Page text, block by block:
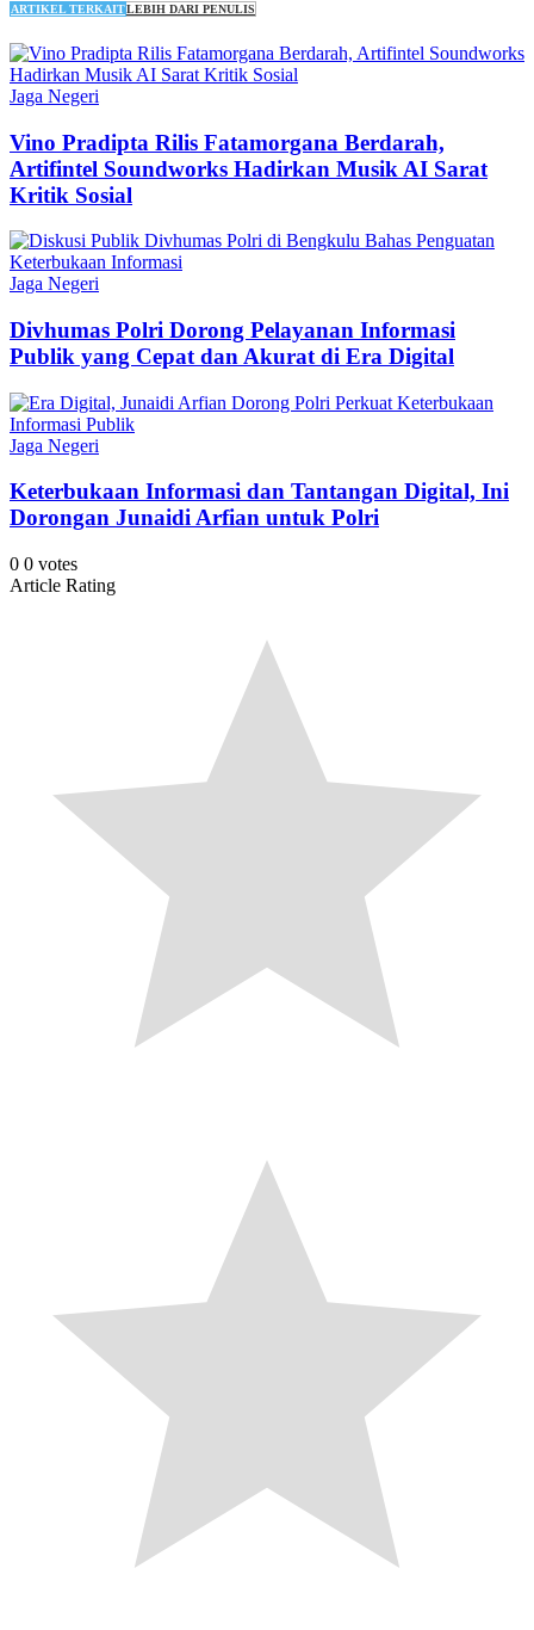
ARTIKEL TERKAITLEBIH DARI PENULIS
Jaga Negeri
Vino Pradipta Rilis Fatamorgana Berdarah,
Artifintel Soundworks Hadirkan Musik AI Sarat
Kritik Sosial
Jaga Negeri
Divhumas Polri Dorong Pelayanan Informasi
Publik yang Cepat dan Akurat di Era Digital
Jaga Negeri
Keterbukaan Informasi dan Tantangan Digital, Ini
Dorongan Junaidi Arfian untuk Polri
0 0 votes
Article Rating